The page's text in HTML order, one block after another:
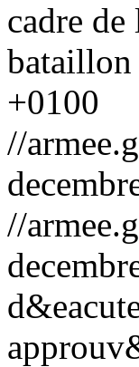
cadre
bataillon
+0100
//
//